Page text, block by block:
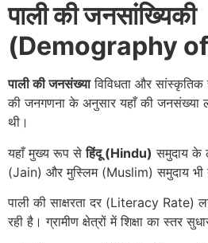
पाली की जनसांख्यिकी
(Demography
पाली की जनसंख्याविविधता और सांस्कृतिक
की जनगणना के अनुसार यहाँ की
थी।
यहाँ मुख्य रूप सेहिंदू (Hindu) समुदाय के
(Jain) और मुस्लिम (Muslim) समुदाय भी
पाली की साक्षरता दर (Literacy Rate)
रही है। ग्रामीण क्षेत्रों में शिक्षा का स्तर